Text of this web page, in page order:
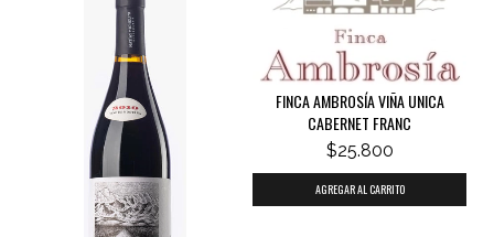
FINCA AMBROSÍA VIÑA UNICA
CABERNET FRANC
$25.800